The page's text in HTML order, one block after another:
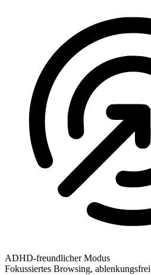
ADHD-freundlicher Modus
Fokussiertes Browsing, ablenkungsfrei